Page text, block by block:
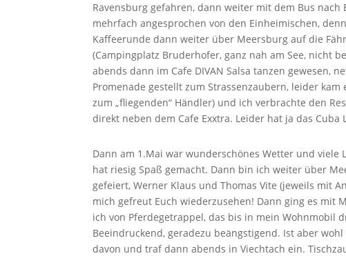
Ravensburg gefahren, dann weiter mit dem Bus
mehrfach angesprochen von den Einheimischen,
Kaffeerunde dann weiter über Meersburg auf die
(Campingplatz Bruderhofer, ganz nah am See, nicht
abends dann im Cafe DIVAN Salsa tanzen gewesen,
Promenade gestellt zum Strassenzaubern, leider
zum „fliegenden“ Händler) und ich verbrachte den
direkt neben dem Cafe Exxtra. Leider hat ja das
Dann am 1.Mai war wunderschönes Wetter und
hat riesig Spaß gemacht. Dann bin ich weiter über
gefeiert, Werner Klaus und Thomas Vite (jeweils mit
mich gefreut Euch wiederzusehen! Dann ging es mit
ich von Pferdegetrappel, das bis in mein Wohnmobil
Beeindruckend, geradezu beängstigend. Ist aber
davon und traf dann abends in Viechtach ein.